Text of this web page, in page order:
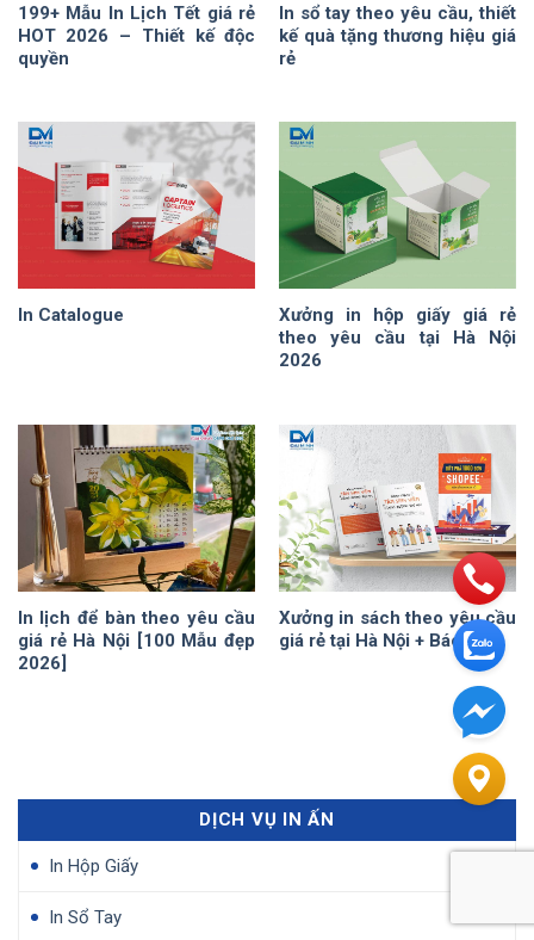
199+ Mẫu In Lịch Tết giá rẻ
HOT 2026 – Thiết kế độc
quyền
In sổ tay theo yêu cầu, thiết
kế quà tặng thương hiệu giá
rẻ
In Catalogue
Xưởng in hộp giấy giá rẻ
theo yêu cầu tại Hà Nội
2026
In lịch để bàn theo yêu cầu
giá rẻ Hà Nội [100 Mẫu đẹp
2026]
Xưởng in sách theo yêu cầu
giá rẻ tại Hà Nội + Báo giá
DỊCH VỤ IN ẤN
In Hộp Giấy
In Sổ Tay